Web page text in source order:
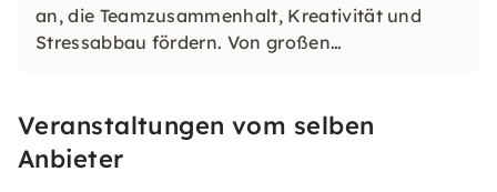
an, die Teamzusammenhalt, Kreativität und
Stressabbau fördern. Von großen
Portraits — keine Erfahrung erforderlich, nur
Offenheit und Neugier. In ganz Deutschland, an
deinem Standort.
Veranstaltungen vom selben
Anbieter